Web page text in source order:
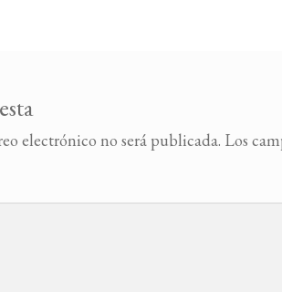
electrónico no será publicada. Los